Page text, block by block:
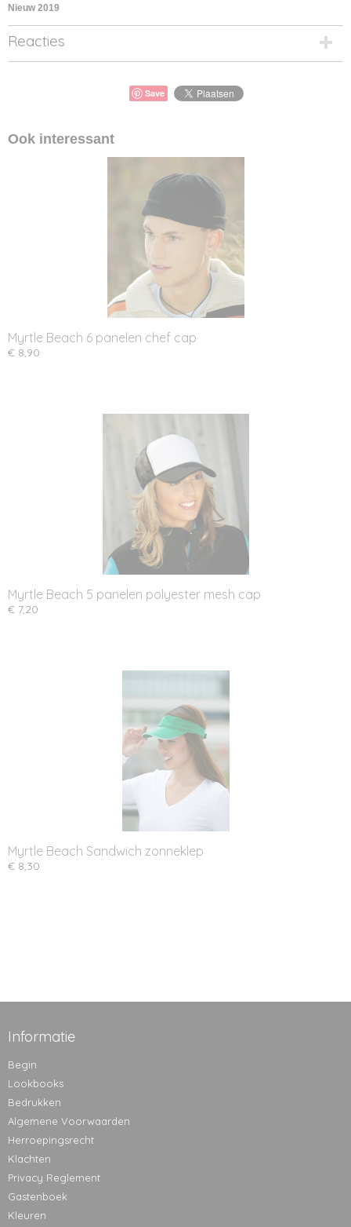
Nieuw 2019
Reacties
Save
Ook interessant
Myrtle Beach 6 panelen chef cap
€ 8,90
Myrtle Beach 5 panelen polyester mesh cap
€ 7,20
Myrtle Beach Sandwich zonneklep
€ 8,30
Informatie
Begin
Lookbooks
Bedrukken
Algemene Voorwaarden
Herroepingsrecht
Klachten
Privacy Reglement
Gastenboek
Kleuren